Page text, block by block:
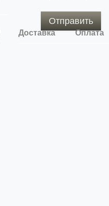
Отправить
Доставка Оплата